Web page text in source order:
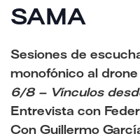
SAMA
Sesiones de
monofónico al drone
6/8 – Vínculos
Entrevista con
Con Guillermo